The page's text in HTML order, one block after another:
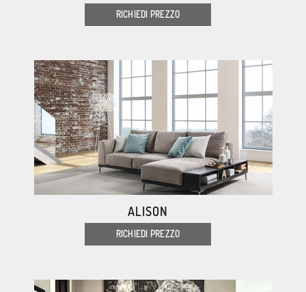
RICHIEDI PREZZO
ALISON
RICHIEDI PREZZO